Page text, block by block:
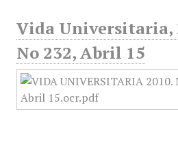
Vida Universitaria,
No 232, Abril 15